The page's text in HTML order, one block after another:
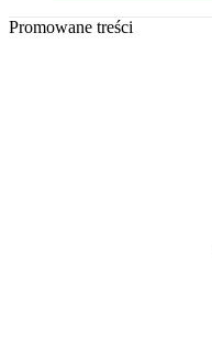
Promowane treści